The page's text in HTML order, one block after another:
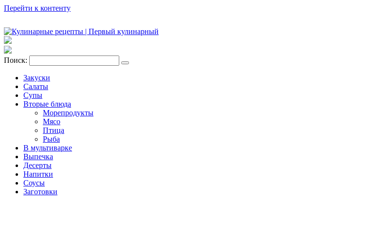
Перейти к контенту
Поиск:
Закуски
Салаты
Супы
Вторые блюда
Морепродукты
Мясо
Птица
Рыба
В мультиварке
Выпечка
Десерты
Напитки
Соусы
Заготовки